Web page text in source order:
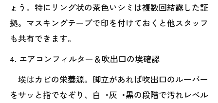
ょう。特にリング状の茶色いシミは複数回結露した証
拠。マスキングテープで印を付けておくと他スタッフ
も共有できます。
4. エアコンフィルター＆吹出口の埃確認
埃はカビの栄養源。脚立があれば吹出口のルーバー
をサッと指でなぞり、白→灰→黒の段階で汚れレベル